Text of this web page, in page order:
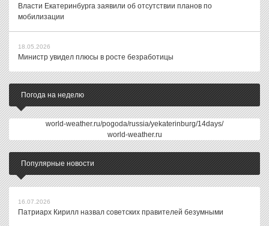
Власти Екатеринбурга заявили об отсутствии планов по
мобилизации
18.05.2026
Министр увидел плюсы в росте безработицы
Погода на неделю
world-weather.ru/pogoda/russia/yekaterinburg/14days/
world-weather.ru
Популярные новости
16.07.2026
Патриарх Кирилл назвал советских правителей безумными